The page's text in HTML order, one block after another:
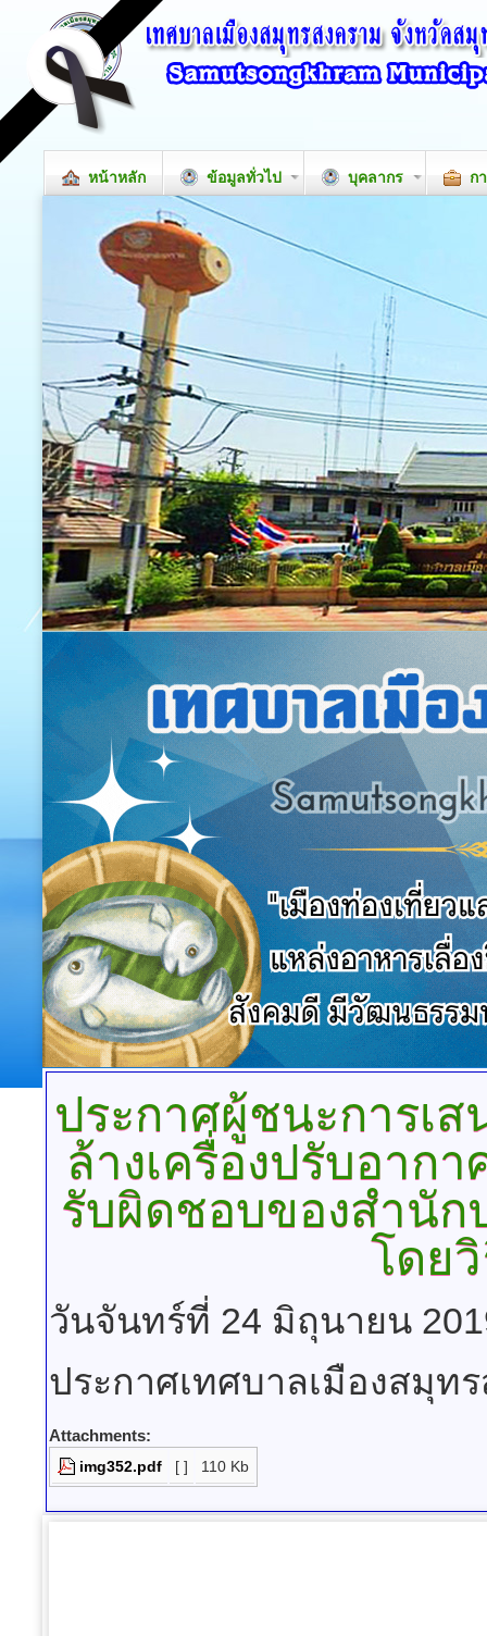
หน้าหลัก ข้อมูลทั่วไป บุคลากร ก
ประกาศผู้ชนะการเส
ล้างเครื่องปรับอาก
รับผิดชอบของสำนัก
โดย
วันจันทร์ที่ 24 มิถุนายน
ประกาศเทศบาลเมืองสมุท
Attachments:
img352.pdf [ ] 110 Kb